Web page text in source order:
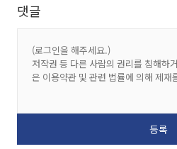
댓글